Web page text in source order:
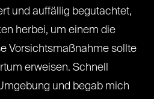
und auffällig begutachtet,
herbei, um einem die
Vorsichtsmaßnahme sollte
erweisen. Schnell
und begab mich